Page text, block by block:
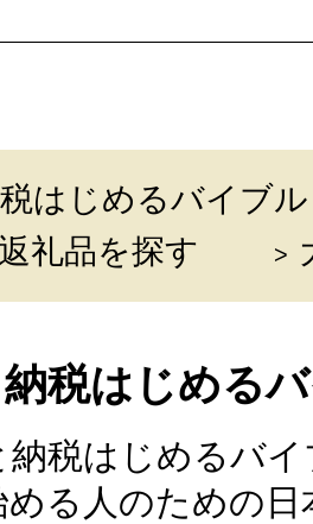
はじめるバイブル
礼品を探す
税はじめる
納税はじめるバ
める人のための